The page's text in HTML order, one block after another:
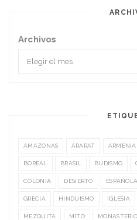
Archivos
AMAZONAS ARARAT ARMENIA
BOREAL BRASIL BUDISMO
COLONIA DESIERTO ESPAÑOLA
GRECIA HINDUISMO IGLESIA
MEZQUITA MITO MONASTERIO